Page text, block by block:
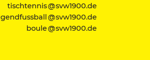
tischtennis @ svw1900.de
@ svw1900.de
boule @ svw1900.de